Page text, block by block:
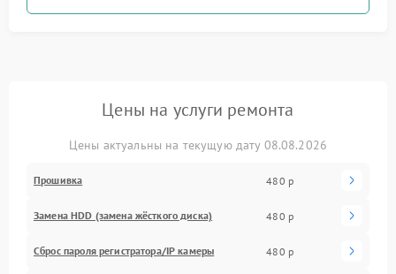
Цены на услуги ремонта
Цены актуальны на текущую дату 08.08.2026
Прошивка 480 р
Замена HDD (замена жёсткого диска) 480 р
Сброс пароля регистратора/IP камеры 480 р